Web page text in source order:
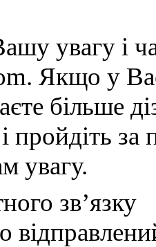
увагу і
Якщо у
більше
пройдіть
увагу.
зв’язку